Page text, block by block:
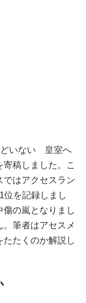
どいない 皇室へ
寄稿しました。こ
ではアクセスラン
位を記録しまし
の嵐となりまし
筆者はアセスメ
たくのか解説し